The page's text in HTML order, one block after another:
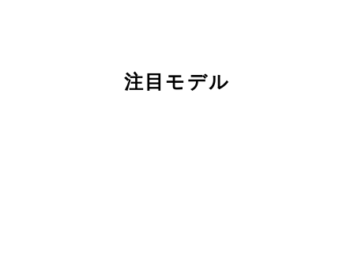
注目モデル